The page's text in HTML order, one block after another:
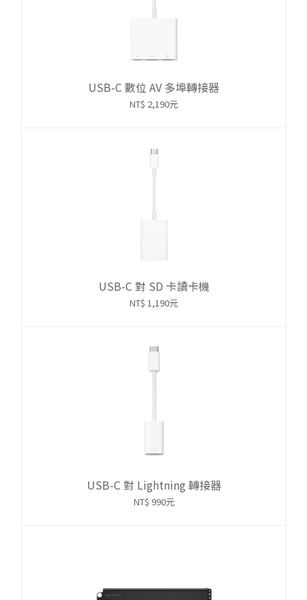
USB-C 數位 AV 多埠轉接器
NT$ 2,190元
USB-C 對 SD 卡讀卡機
NT$ 1,190元
USB-C 對 Lightning 轉接器
NT$ 990元